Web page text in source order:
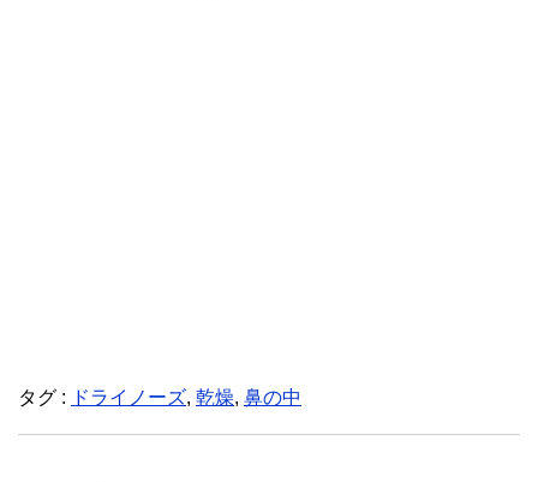
タグ : ドライノーズ, 乾燥, 鼻の中